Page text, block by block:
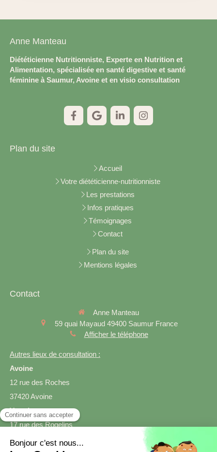
Anne Manteau
Diététicienne Nutritionniste, Experte en Nutrition et
Alimentation, spécialisée en santé digestive et santé
féminine à Saumur, Avoine et en visio consultation
Plan du site
Accueil
Votre diététicienne-nutritionniste
Les prestations
Infos pratiques
Témoignages
Contact
Plan du site
Mentions légales
Contact
Anne Manteau
59 quai Mayaud 49400 Saumur France
Afficher le téléphone
Autres lieux de consultation :
Avoine
12 rue des Roches
37420 Avoine
Varrains
17 rue des Rogelins
49400 Varrains